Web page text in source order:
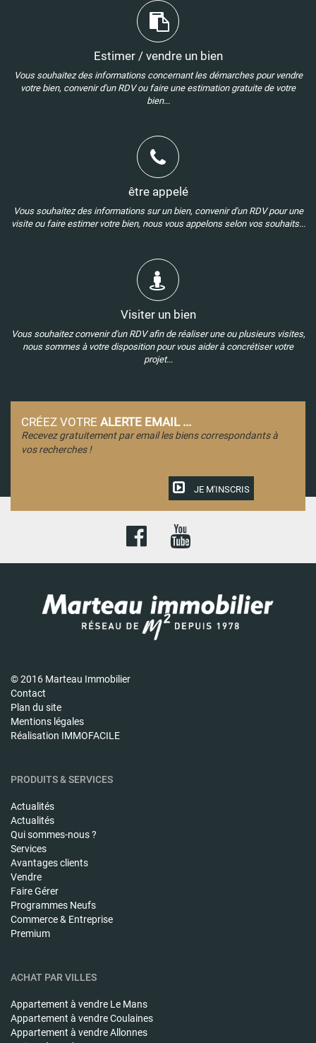
Estimer / vendre un bien
Vous souhaitez des informations concernant les démarches pour vendre
votre bien, convenir d'un RDV ou faire une estimation gratuite de votre
bien...
être appelé
Vous souhaitez des informations sur un bien, convenir d'un RDV pour une
visite ou faire estimer votre bien, nous vous appelons selon vos souhaits...
Visiter un bien
Vous souhaitez convenir d'un RDV afin de réaliser une ou plusieurs visites,
nous sommes à votre disposition pour vous aider à concrétiser votre
projet...
CRÉEZ VOTRE ALERTE EMAIL ...
Recevez gratuitement par email les biens correspondants à
vos recherches !
JE M'INSCRIS
© 2016 Marteau Immobilier
Contact
Plan du site
Mentions légales
Réalisation IMMOFACILE
PRODUITS & SERVICES
Actualités
Actualités
Qui sommes-nous ?
Services
Avantages clients
Vendre
Faire Gérer
Programmes Neufs
Commerce & Entreprise
Premium
ACHAT PAR VILLES
Appartement à vendre Le Mans
Appartement à vendreCoulaines
Appartement à vendreAllonnes